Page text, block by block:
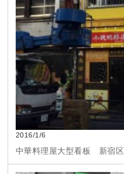
2016/1/6
中華料理屋大型看板 新宿区